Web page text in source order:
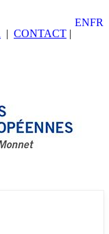
FR
EN
| CONTACT |